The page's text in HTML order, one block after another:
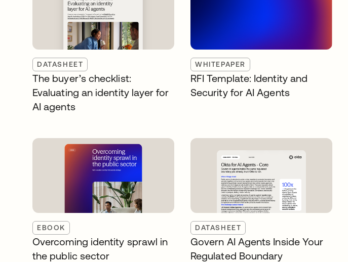
DATASHEET
The buyer’s checklist:
Evaluating an identity layer for
AI agents
WHITEPAPER
RFI Template: Identity and
Security for AI Agents
EBOOK
Overcoming identity sprawl in
the public sector
DATASHEET
Govern AI Agents Inside Your
Regulated Boundary